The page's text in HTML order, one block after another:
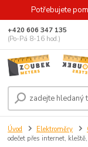
Potřebujete
+420 606 347 135
(Po-Pá 8-16 hod.)
Úvod Elektroměry
odečet přes internet,